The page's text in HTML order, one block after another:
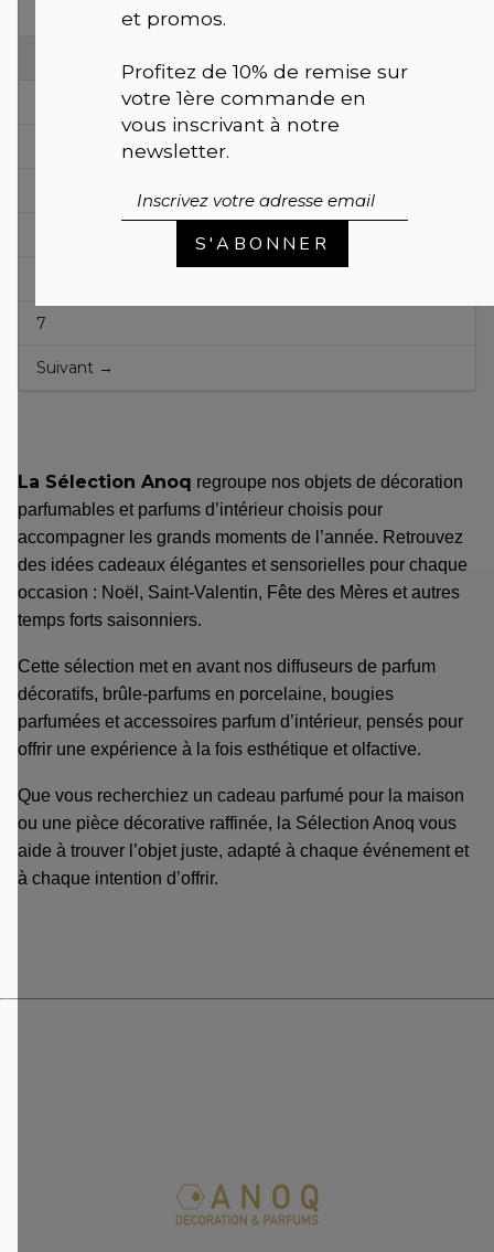
et promos.
Profitez de 10% de remise sur
votre 1ère commande en
vous inscrivant à notre
newsletter.
S'ABONNER
← Précédent
7
Suivant →
La Sélection Anoq regroupe nos objets de décoration
parfumables et parfums d’intérieur choisis pour
accompagner les grands moments de l’année. Retrouvez
des idées cadeaux élégantes et sensorielles pour chaque
occasion : Noël, Saint-Valentin, Fête des Mères et autres
temps forts saisonniers.
Cette sélection met en avant nos diffuseurs de parfum
décoratifs, brûle-parfums en porcelaine, bougies
parfumées et accessoires parfum d’intérieur, pensés pour
offrir une expérience à la fois esthétique et olfactive.
Que vous recherchiez un cadeau parfumé pour la maison
ou une pièce décorative raffinée, la Sélection Anoq vous
aide à trouver l’objet juste, adapté à chaque événement et
à chaque intention d’offrir.